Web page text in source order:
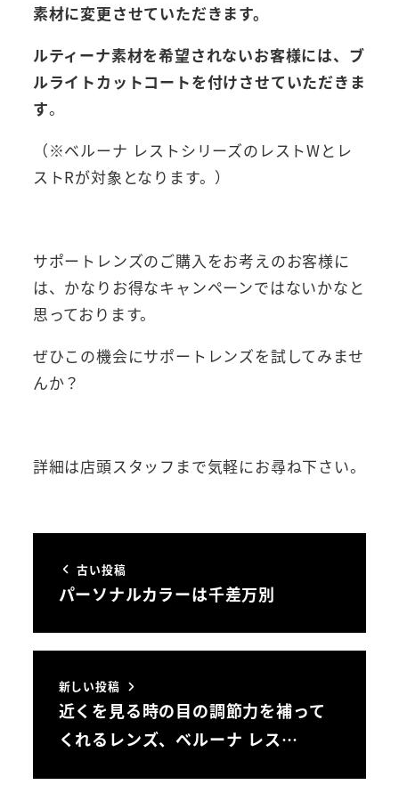
素材に変更させていただきます。
ルティーナ素材を希望されないお客様には、ブ
ルライトカットコートを付けさせていただきま
す。
（※ベルーナ レストシリーズのレストWとレ
ストRが対象となります。）
サポートレンズのご購入をお考えのお客様に
は、かなりお得なキャンペーンではないかなと
思っております。
ぜひこの機会にサポートレンズを試してみませ
んか？
詳細は店頭スタッフまで気軽にお尋ね下さい。
古い投稿
パーソナルカラーは千差万別
新しい投稿
近くを見る時の目の調節力を補って
くれるレンズ、ベルーナ レス…